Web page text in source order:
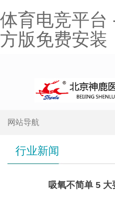
体育电竞平台
方版免费安装
网站导航
行业新闻
吸氧不简单 5